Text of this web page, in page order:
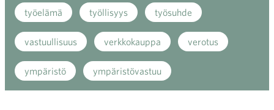
työelämä työllisyys työsuhde
vastuullisuus verkkokauppa verotus
ympäristö ympäristövastuu